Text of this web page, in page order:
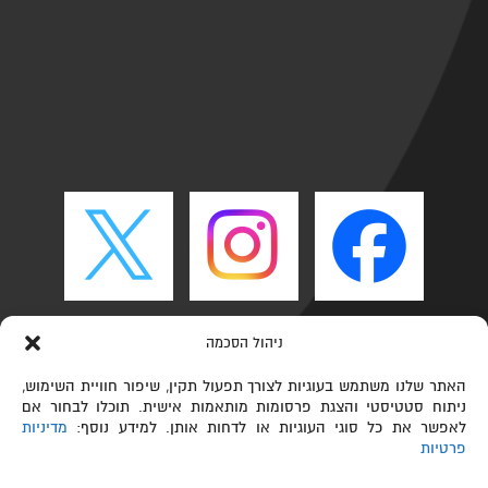
ניהול הסכמה
האתר שלנו משתמש בעוגיות לצורך תפעול תקין, שיפור חוויית השימוש,
ניתוח סטטיסטי והצגת פרסומות מותאמות אישית. תוכלו לבחור אם
לאפשר את כל סוגי העוגיות או לדחות אותן. למידע נוסף: מדיניות
פרטיות